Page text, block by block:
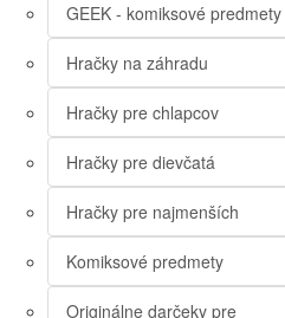
GEEK - komiksové predmety
Hračky na záhradu
Hračky pre chlapcov
Hračky pre dievčatá
Hračky pre najmenších
Komiksové predmety
Originálne darčeky pre